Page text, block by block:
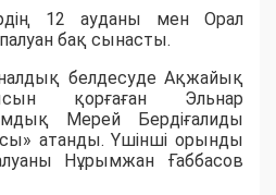
12 ауданы мен Орал
бақ сынасты.
белдесуде Ақжайық
қорғаған Эльнар
Мерей Бердіғалиды
атанды. Үшінші орынды
Нұрымжан Ғаббасов